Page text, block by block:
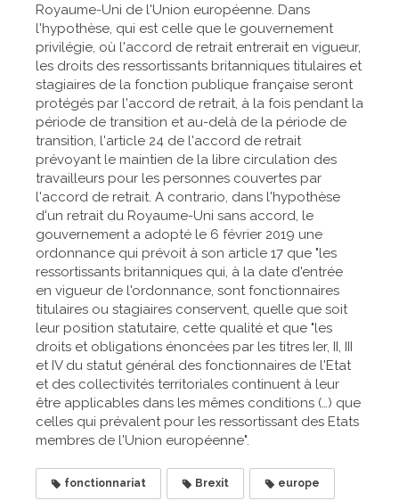
Royaume-Uni de l'Union européenne. Dans
l'hypothèse, qui est celle que le gouvernement
privilégie, où l'accord de retrait entrerait en vigueur,
les droits des ressortissants britanniques titulaires et
stagiaires de la fonction publique française seront
protégés par l'accord de retrait, à la fois pendant la
période de transition et au-delà de la période de
transition, l'article 24 de l'accord de retrait
prévoyant le maintien de la libre circulation des
travailleurs pour les personnes couvertes par
l'accord de retrait. A contrario, dans l'hypothèse
d'un retrait du Royaume-Uni sans accord, le
gouvernement a adopté le 6 février 2019 une
ordonnance qui prévoit à son article 17 que "les
ressortissants britanniques qui, à la date d'entrée
en vigueur de l'ordonnance, sont fonctionnaires
titulaires ou stagiaires conservent, quelle que soit
leur position statutaire, cette qualité et que "les
droits et obligations énoncées par les titres Ier, II, III
et IV du statut général des fonctionnaires de l'Etat
et des collectivités territoriales continuent à leur
être applicables dans les mêmes conditions (…) que
celles qui prévalent pour les ressortissant des Etats
membres de l'Union européenne".
fonctionnariat Brexit europe